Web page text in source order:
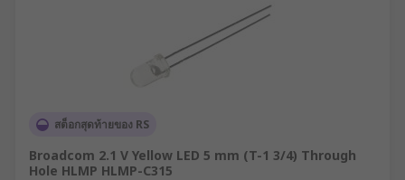
สต็อกสุดท้ายของ RS
Broadcom 2.1 V Yellow LED 5 mm (T-1 3/4) Through
Hole HLMP HLMP-C315